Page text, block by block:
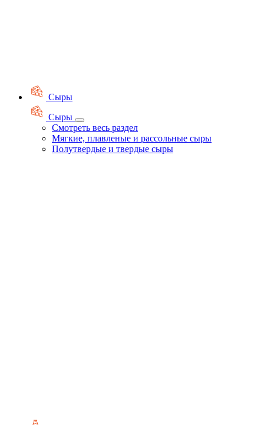
Сыры
Сыры
Смотреть весь раздел
Мягкие, плавленые и рассольные сыры
Полутвердые и твердые сыры